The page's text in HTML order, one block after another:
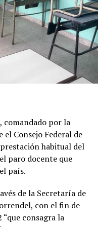
de la
del sector, en
presupuestaria”,
y advirtierpm
adquisitivo, se
restitución del FONID
educación”.
de las agencias
un informe nacional
comandado por la
Consejo Federal de
habitual del
paro docente que
país.
de la Secretaría de
con el fin de
consagra la